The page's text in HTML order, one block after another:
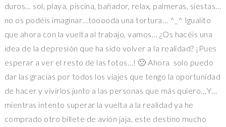
duros… sol, playa, piscina, bañador, relax, palmeras, siestas…
no os podéis imaginar…tooooda una tortura… ^_^ Igualito
que ahora con la vuelta al trabajo, vamos… ¿Os hacéis una
idea de la depresión que ha sido volver a la realidad? ¡Pues
esperar a ver el resto de las fotos…! 🙁 Ahora solo puedo
dar las gracias por todos los viajes que tengo la oportunidad
de hacer y vivirlos junto a las personas que más quiero…Y…
mientras intento superar la vuelta a la realidad ya he
comprado otro billete de avión jaja, este destino mucho